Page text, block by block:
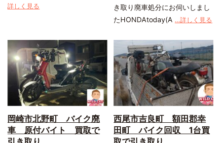
詳しく見る
き取り廃車処分にお伺いしまし
たHONDAtoday(A …詳しく見る
岡崎市北野町 バイク廃
車 原付バイト 買取で
西尾市吉良町 額田郡幸
田町 バイク回収 1台買